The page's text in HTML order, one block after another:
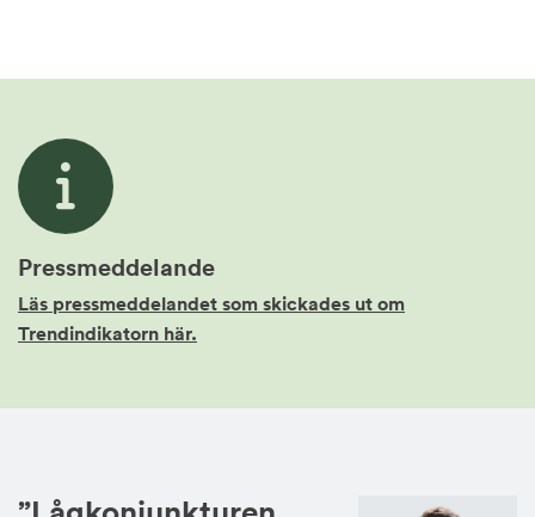
Pressmeddelande
Läs pressmeddelandet som skickades ut om
Trendindikatorn här.